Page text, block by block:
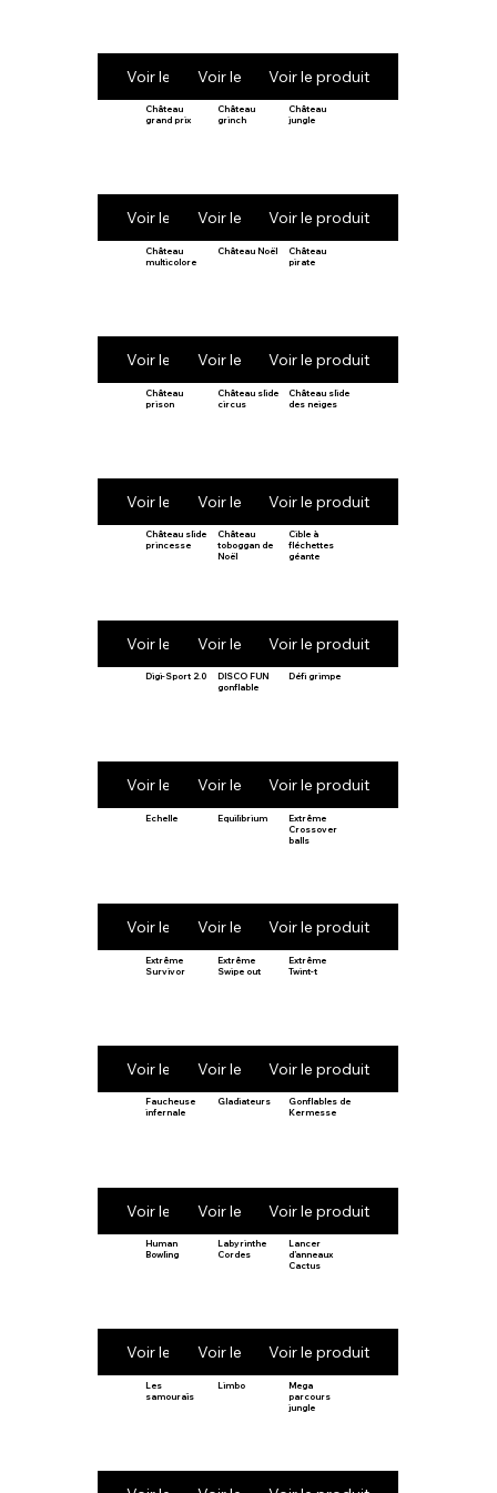
Voir le produitVoir le produitVoir le produit
Château
grand prix
Voir le produit
Château
grinch
Voir le produit
Château
jungle
Voir le produit
Château
multicolore
Voir le produit
Château Noël
Voir le produit
Château
pirate
Voir le produit
Château
prison
Voir le produit
Château slide
circus
Voir le produit
Château slide
des neiges
Voir le produit
Château slide
princesse
Voir le produit
Château
toboggan de
Noël
Voir le produit
Cible à
fléchettes
géante
Voir le produit
Digi-Sport 2.0
Voir le produit
DISCO FUN
gonflable
Voir le produit
Défi grimpe
Voir le produit
Echelle
Voir le produit
Equilibrium
Voir le produit
Extrême
Crossover
balls
Voir le produit
Extrême
Survivor
Voir le produit
Extrême
Swipe out
Voir le produit
Extrême
Twint-t
Voir le produit
Faucheuse
infernale
Voir le produit
Gladiateurs
Voir le produit
Gonflables de
Kermesse
Voir le produit
Human
Bowling
Voir le produit
Labyrinthe
Cordes
Voir le produit
Lancer
d’anneaux
Cactus
Voir le produit
Les
samouraïs
Limbo
Mega
parcours
jungle